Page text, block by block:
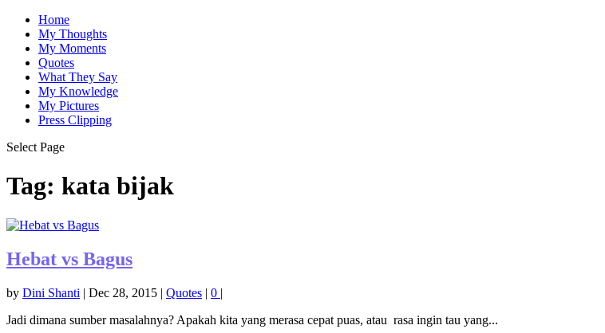
Home
My Thoughts
My Moments
Quotes
What They Say
My Knowledge
My Pictures
Press Clipping
Select Page
Tag: kata bijak
Hebat vs Bagus
by Dini Shanti | Dec 28, 2015 | Quotes | 0 |
Jadi dimana sumber masalahnya? Apakah kita yang merasa cepat puas, atau rasa ingin tau yang...